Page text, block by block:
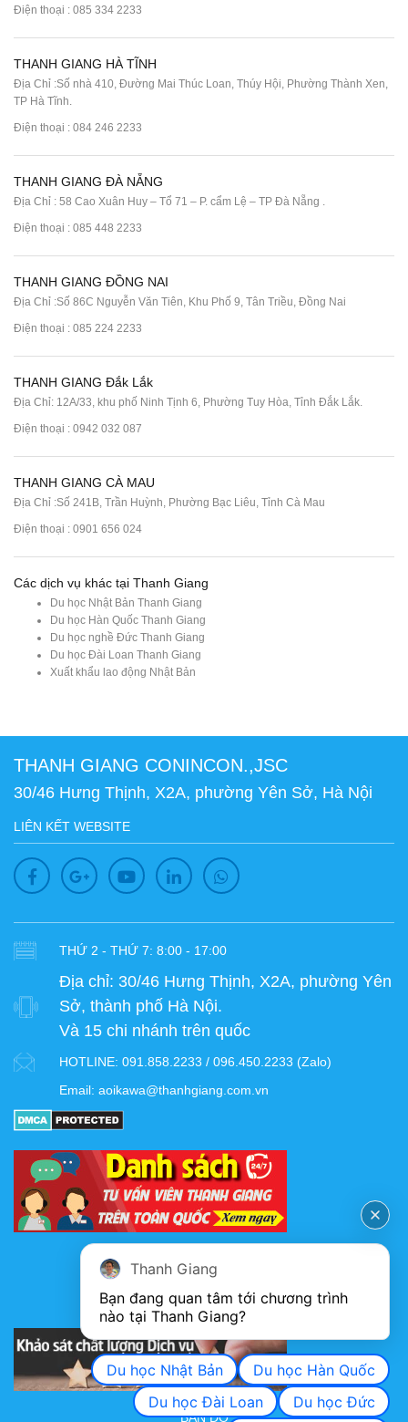
Điện thoại : 085 334 2233
THANH GIANG HÀ TĨNH
Địa Chỉ :Số nhà 410, Đường Mai Thúc Loan, Thúy Hội, Phường Thành Xen,
TP Hà Tĩnh.
Điện thoại : 084 246 2233
THANH GIANG ĐÀ NẴNG
Địa Chỉ : 58 Cao Xuân Huy – Tổ 71 – P. cẩm Lệ – TP Đà Nẵng .
Điện thoại : 085 448 2233
THANH GIANG ĐỒNG NAI
Địa Chỉ :Số 86C Nguyễn Văn Tiên, Khu Phố 9, Tân Triều, Đồng Nai
Điện thoại : 085 224 2233
THANH GIANG Đắk Lắk
Địa Chỉ: 12A/33, khu phố Ninh Tịnh 6, Phường Tuy Hòa, Tỉnh Đắk Lắk.
Điện thoại : 0942 032 087
THANH GIANG CÀ MAU
Địa Chỉ :Số 241B, Trần Huỳnh, Phường Bạc Liêu, Tỉnh Cà Mau
Điện thoại : 0901 656 024
Các dịch vụ khác tại Thanh Giang
Du học Nhật Bản Thanh Giang
Du học Hàn Quốc Thanh Giang
Du học nghề Đức Thanh Giang
Du học Đài Loan Thanh Giang
Xuất khẩu lao động Nhật Bản
THANH GIANG CONINCON.,JSC
30/46 Hưng Thịnh, X2A, phường Yên Sở, Hà Nội
LIÊN KẾT WEBSITE
THỨ 2 - THỨ 7: 8:00 - 17:00
Địa chỉ: 30/46 Hưng Thịnh, X2A, phường Yên
Sở, thành phố Hà Nội.
Và 15 chi nhánh trên quốc
HOTLINE: 091.858.2233 / 096.450.2233 (Zalo)
Email: aoikawa@thanhgiang.com.vn
KHẢO SÁT CHẤT LƯỢNG DỊCH VỤ
BẢN ĐỒ
Thanh Giang
Bạn đang quan tâm tới chương trình
nào tại Thanh Giang?
Du học Nhật Bản
Du học Hàn Quốc
Du học Đài Loan
Du học Đức